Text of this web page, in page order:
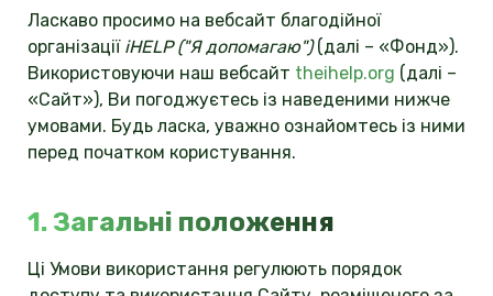
Ласкаво просимо на вебсайт благодійної
організації iHELP ("Я допомагаю")(далі – «Фонд»).
Використовуючи наш вебсайт theihelp.org (далі –
«Сайт»), Ви погоджуєтесь із наведеними нижче
умовами. Будь ласка, уважно ознайомтесь із ними
перед початком користування.
1. Загальні положення
Ці Умови використання регулюють порядок